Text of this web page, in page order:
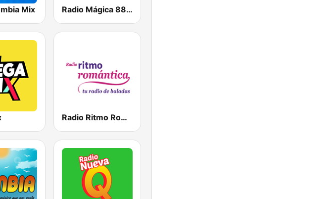
Mix Radio Mágica 88.3 FM
Radio Ritmo Romántica